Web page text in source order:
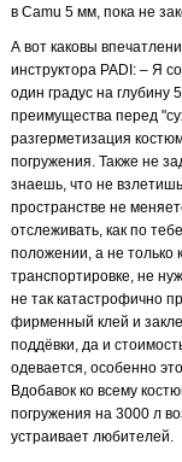
в Camu 5 мм, пока не
А вот каковы
инструктора PADI: – Я
один градус на
преимущества перед
разгерметизация
погружения. Также не
знаешь, что не
пространстве не
отслеживать, как по
положении, а не только
транспортировке, не
не так катастрофично
фирменный клей и
поддёвки, да и
одевается, особенно
Вдобавок ко всему
погружения на 3000 л
устраивает любителей.